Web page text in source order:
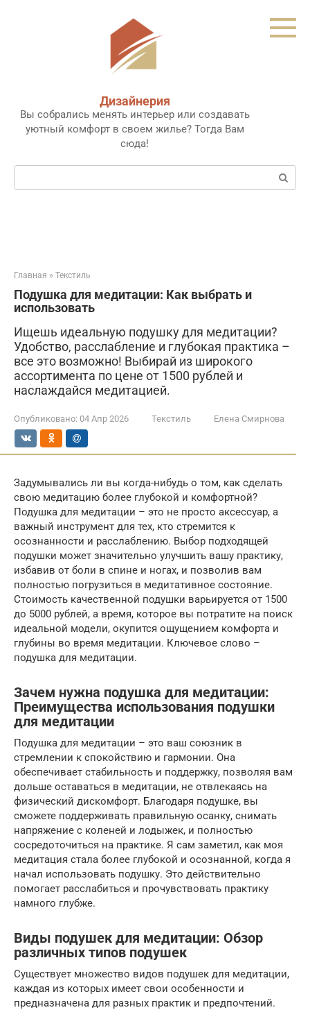
Дизайнерия
Вы собрались менять интерьер или создавать
уютный комфорт в своем жилье? Тогда Вам
сюда!
Поиск:
Главная » Текстиль
Подушка для медитации: Как выбрать и
использовать
Ищешь идеальную подушку для медитации?
Удобство, расслабление и глубокая практика –
все это возможно! Выбирай из широкого
ассортимента по цене от 1500 рублей и
наслаждайся медитацией.
Опубликовано: 04 Апр 2026 Текстиль Елена Смирнова
Задумывались ли вы когда-нибудь о том, как сделать
свою медитацию более глубокой и комфортной?
Подушка для медитации – это не просто аксессуар, а
важный инструмент для тех, кто стремится к
осознанности и расслаблению. Выбор подходящей
подушки может значительно улучшить вашу практику,
избавив от боли в спине и ногах, и позволив вам
полностью погрузиться в медитативное состояние.
Стоимость качественной подушки варьируется от 1500
до 5000 рублей, а время, которое вы потратите на поиск
идеальной модели, окупится ощущением комфорта и
глубины во время медитации. Ключевое слово –
подушка для медитации.
Зачем нужна подушка для медитации:
Преимущества использования подушки
для медитации
Подушка для медитации – это ваш союзник в
стремлении к спокойствию и гармонии. Она
обеспечивает стабильность и поддержку, позволяя вам
дольше оставаться в медитации, не отвлекаясь на
физический дискомфорт. Благодаря подушке, вы
сможете поддерживать правильную осанку, снимать
напряжение с коленей и лодыжек, и полностью
сосредоточиться на практике. Я сам заметил, как моя
медитация стала более глубокой и осознанной, когда я
начал использовать подушку. Это действительно
помогает расслабиться и прочувствовать практику
намного глубже.
Виды подушек для медитации: Обзор
различных типов подушек
Существует множество видов подушек для медитации,
каждая из которых имеет свои особенности и
предназначена для разных практик и предпочтений.